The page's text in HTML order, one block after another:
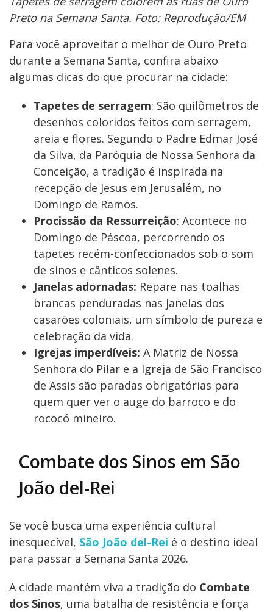
Preto na Semana Santa. Foto: Reprodução/EM
Para você aproveitar o melhor de Ouro Preto
durante a Semana Santa, confira abaixo
algumas dicas do que procurar na cidade:
Tapetes de serragem: São quilômetros de
desenhos coloridos feitos com serragem,
areia e flores. Segundo o Padre Edmar José
da Silva, da Paróquia de Nossa Senhora da
Conceição, a tradição é inspirada na
recepção de Jesus em Jerusalém, no
Domingo de Ramos.
Procissão da Ressurreição: Acontece no
Domingo de Páscoa, percorrendo os
tapetes recém-confeccionados sob o som
de sinos e cânticos solenes.
Janelas adornadas: Repare nas toalhas
brancas penduradas nas janelas dos
casarões coloniais, um símbolo de pureza e
celebração da vida.
Igrejas imperdíveis: A Matriz de Nossa
Senhora do Pilar e a Igreja de São Francisco
de Assis são paradas obrigatórias para
quem quer ver o auge do barroco e do
rococó mineiro.
Combate dos Sinos em São
João del-Rei
Se você busca uma experiência cultural
inesquecível, São João del-Rei é o destino ideal
para passar a Semana Santa 2026.
A cidade mantém viva a tradição do Combate
dos Sinos, uma batalha de resistência e força